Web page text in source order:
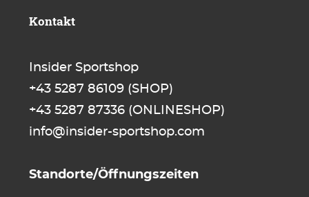
Kontakt
Insider Sportshop
+43 5287 86109 (SHOP)
+43 5287 87336 (ONLINESHOP)
info@insider-sportshop.com
Standorte/Öffnungszeiten